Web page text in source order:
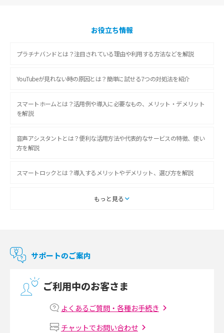
お役立ち情報
プラチナバンドとは？注目されている理由や利用する方法などを解説
YouTubeが見れない時の原因とは？簡単に試せる7つの対処法を紹介
スマートホームとは？活用例や導入に必要なもの、メリット・デメリット
を解説
音声アシスタントとは？便利な活用方法や代表的なサービスの特徴、使い
方を解説
スマートロックとは？導入するメリットやデメリット、選び方を解説
スマートテレビとは？特徴や選び方、使い方をわかりやすく解説
マンションで使えるWi-Fiは？種類ごとの特徴や選び方を紹介
マンションで光回線の利用を始める手順は？設備状況の確認方法も解説
Wi-Fiルーターの設定方法をわかりやすく解説！事前に準備すべきものも紹
もっと見る
サポートのご案内
ご利用中のお客さま
よくあるご質問・各種お手続き
チャットでお問い合わせ